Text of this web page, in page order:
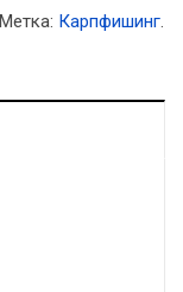
Метка: Карпфишинг.